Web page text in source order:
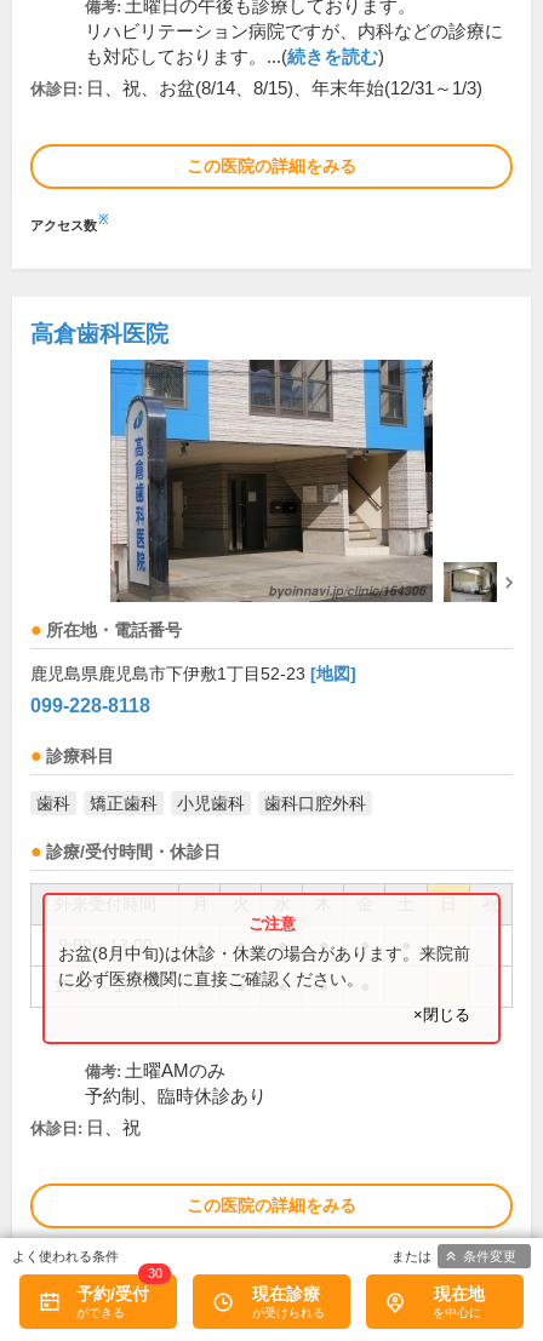
備考: 土曜日の午後も診療しております。
リハビリテーション病院ですが、内科などの診療に
も対応しております。...(続きを読む)
休診日: 日、祝、お盆(8/14、8/15)、年末年始(12/31～1/3)
この医院の詳細をみる
アクセス数※
高倉歯科医院
所在地・電話番号
鹿児島県鹿児島市下伊敷1丁目52-23 [地図]
099-228-8118
診療科目
歯科 矯正歯科 小児歯科 歯科口腔外科
診療/受付時間・休診日
祝
9:00～13:00 ● ● ● ● ●
15:00～18:35 ● ● ● ●
お盆(8月中旬)は休診・休業の場合があります。来院前
に必ず医療機関に直接ご確認ください。
×閉じる
備考: 土曜AMのみ
予約制、臨時休診あり
休診日: 日、祝
この医院の詳細をみる
アクセス数※
予約/受付
30
現在診療 現在地
条件変更